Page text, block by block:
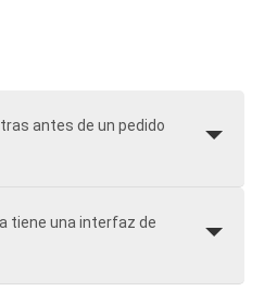
antes de un pedido
tiene una interfaz de